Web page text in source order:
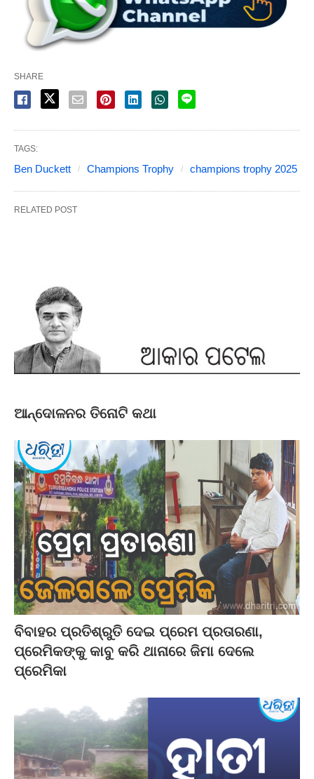
SHARE
TAGS:
Ben Duckett Champions Trophy champions trophy 2025
RELATED POST
ଆନ୍ଦୋଳନର ତିନୋଟି କଥା
ବିବାହର ପ୍ରତିଶ୍ରୁତି ଦେଇ ପ୍ରେମ ପ୍ରତାରଣା,
ପ୍ରେମିକଙ୍କୁ କାବୁ କରି ଥାନାରେ ଜିମା ଦେଲେ
ପ୍ରେମିକା